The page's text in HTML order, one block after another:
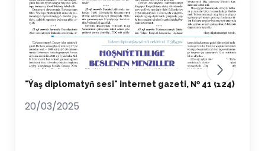
"Ýaş diplomatyň sesi" internet gazeti, № 41 (124)
20/03/2025